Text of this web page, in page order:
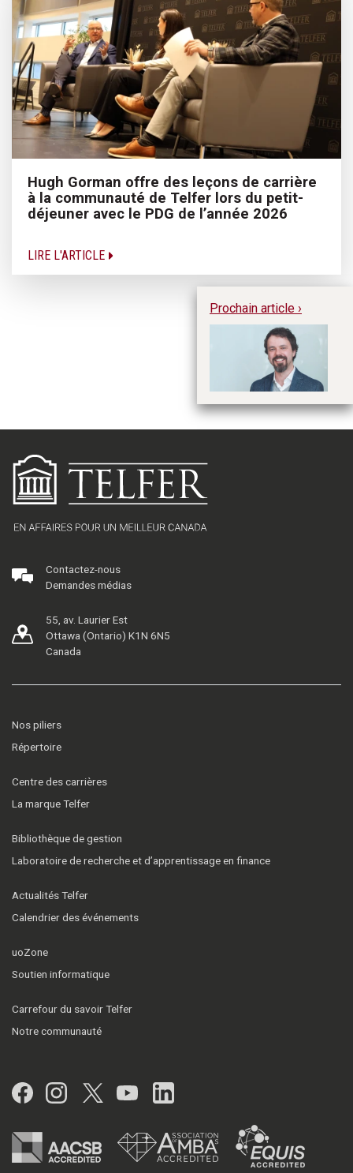
Hugh Gorman offre des leçons de carrière
à la communauté de Telfer lors du petit-
déjeuner avec le PDG de l’année 2026
LIRE L'ARTICLE
Prochain article ›
Contactez-nous
Demandes médias
55, av. Laurier Est
Ottawa (Ontario) K1N 6N5
Canada
Nos piliers
Répertoire
Centre des carrières
La marque Telfer
Bibliothèque de gestion
Laboratoire de recherche et d’apprentissage en finance
Actualités Telfer
Calendrier des événements
uoZone
Soutien informatique
Carrefour du savoir Telfer
Notre communauté
Facebook
Instagram
Twitter
YouTubeLinkedIn